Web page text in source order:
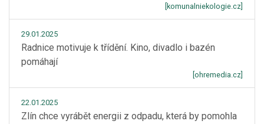
[komunalniekologie.cz]
29.01.2025
Radnice motivuje k třídění. Kino, divadlo i bazén
pomáhají
[ohremedia.cz]
22.01.2025
Zlín chce vyrábět energii z odpadu, která by pomohla